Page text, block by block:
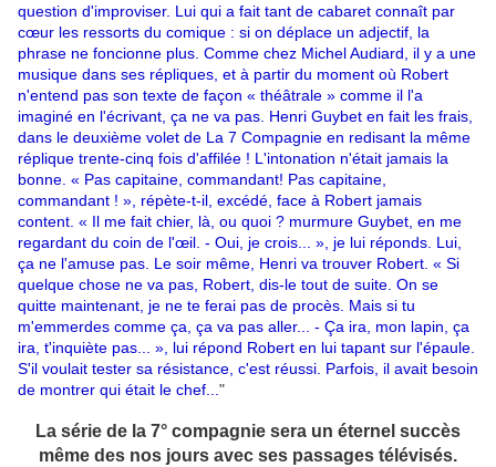
question d'improviser. Lui qui a fait tant de cabaret connaît par
cœur les ressorts du comique : si on déplace un adjectif, la
phrase ne foncionne plus. Comme chez Michel Audiard, il y a une
musique dans ses répliques, et à partir du moment où Robert
n'entend pas son texte de façon « théâtrale » comme il l'a
imaginé en l'écrivant, ça ne va pas. Henri Guybet en fait les frais,
dans le deuxième volet de La 7 Compagnie en redisant la même
réplique trente-cinq fois d'affilée ! L'intonation n'était jamais la
bonne. « Pas capitaine, commandant! Pas capitaine,
commandant ! », répète-t-il, excédé, face à Robert jamais
content. « Il me fait chier, là, ou quoi ? murmure Guybet, en me
regardant du coin de l'œil. - Oui, je crois... », je lui réponds. Lui,
ça ne l'amuse pas. Le soir même, Henri va trouver Robert. « Si
quelque chose ne va pas, Robert, dis-le tout de suite. On se
quitte maintenant, je ne te ferai pas de procès. Mais si tu
m'emmerdes comme ça, ça va pas aller... - Ça ira, mon lapin, ça
ira, t'inquiète pas... », lui répond Robert en lui tapant sur l'épaule.
S'il voulait tester sa résistance, c'est réussi. Parfois, il avait besoin
de montrer qui était le chef... "
La série de la 7° compagnie sera un éternel succès
même des nos jours avec ses passages télévisés.